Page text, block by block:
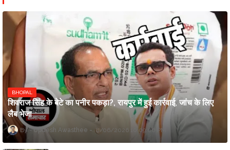
BHOPAL
शिवराज सिंह के बेटे का पनीर पकड़ा?, रायपुर में हुई कार्रवाई, जांच के लिए
लैब भेजा
Updesh Awasthee 8/06/2026 10:09:00 PM